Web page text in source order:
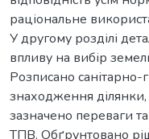
раціональне
У другому розділі
впливу на вибір
Розписано санітарно-
знаходження ділянки,
зазначено переваги
ТПВ. Обґрунтовано